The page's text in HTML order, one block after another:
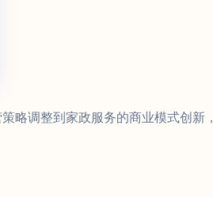
略调整到家政服务的商业模式创新，